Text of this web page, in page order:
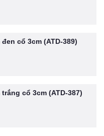
cổ 3cm (ATD-389)
cổ 3cm (ATD-387)